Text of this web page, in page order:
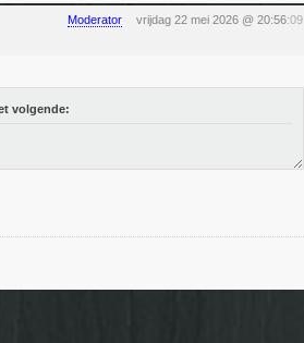
Moderator vrijdag 22 mei 2026 @ 20:56:09
volgende: